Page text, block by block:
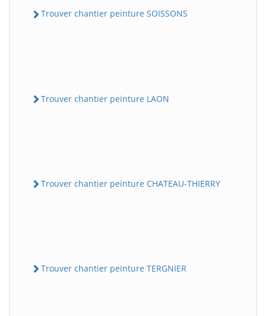
Trouver chantier peinture SOISSONS
Trouver chantier peinture LAON
Trouver chantier peinture CHATEAU-THIERRY
Trouver chantier peinture TERGNIER